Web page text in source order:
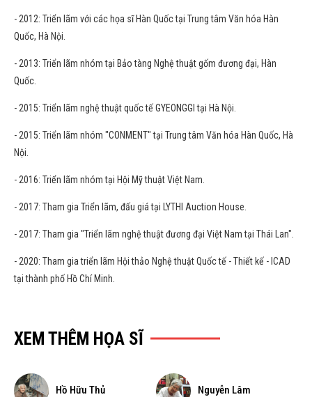
- 2012: Triển lãm với các họa sĩ Hàn Quốc tại Trung tâm Văn hóa Hàn
Quốc, Hà Nội.
- 2013: Triển lãm nhóm tại Bảo tàng Nghệ thuật gốm đương đại, Hàn
Quốc.
- 2015: Triển lãm nghệ thuật quốc tế GYEONGGI tại Hà Nội.
- 2015: Triển lãm nhóm "CONMENT" tại Trung tâm Văn hóa Hàn Quốc, Hà
Nội.
- 2016: Triển lãm nhóm tại Hội Mỹ thuật Việt Nam.
- 2017: Tham gia Triển lãm, đấu giá tại LYTHI Auction House.
- 2017: Tham gia "Triển lãm nghệ thuật đương đại Việt Nam tại Thái Lan".
- 2020: Tham gia triển lãm Hội thảo Nghệ thuật Quốc tế - Thiết kế - ICAD
tại thành phố Hồ Chí Minh.
XEM THÊM HỌA SĨ
Hồ Hữu Thủ Nguyễn Lâm